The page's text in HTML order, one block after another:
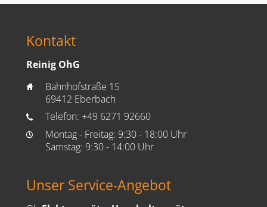
Kontakt
Reinig OhG
home
Bahnhofstraße 15
69412 Eberbach
phone Telefon: +49 6271 92660
time
Montag - Freitag: 9:30 - 18:00 Uhr
Samstag: 9:30 - 14:00 Uhr
Unser Service-Angebot